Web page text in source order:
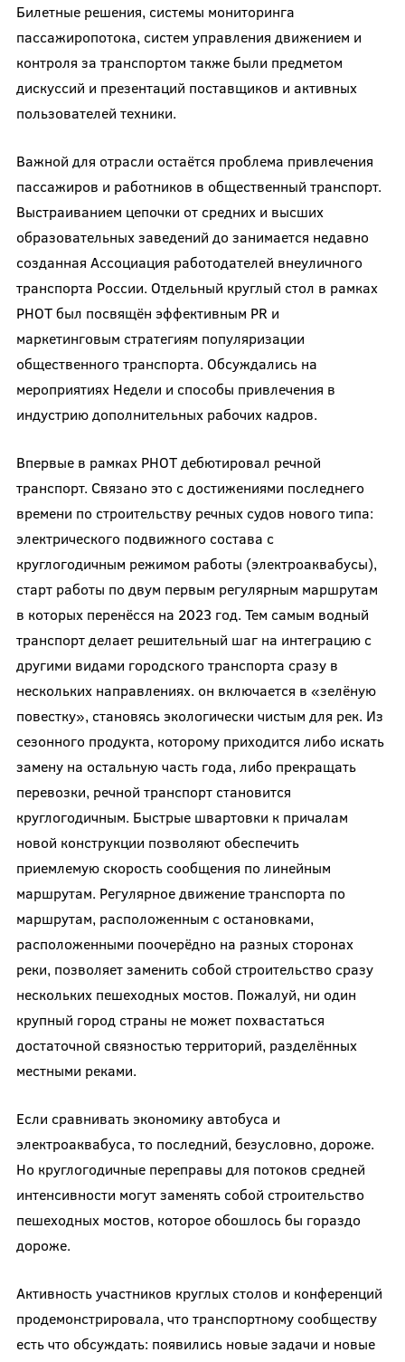
Билетные решения, системы мониторинга
пассажиропотока, систем управления движением и
контроля за транспортом также были предметом
дискуссий и презентаций поставщиков и активных
пользователей техники.
Важной для отрасли остаётся проблема привлечения
пассажиров и работников в общественный транспорт.
Выстраиванием цепочки от средних и высших
образовательных заведений до занимается недавно
созданная Ассоциация работодателей внеуличного
транспорта России. Отдельный круглый стол в рамках
РНОТ был посвящён эффективным PR и
маркетинговым стратегиям популяризации
общественного транспорта. Обсуждались на
мероприятиях Недели и способы привлечения в
индустрию дополнительных рабочих кадров.
Впервые в рамках РНОТ дебютировал речной
транспорт. Связано это с достижениями последнего
времени по строительству речных судов нового типа:
электрического подвижного состава с
круглогодичным режимом работы (электроаквабусы),
старт работы по двум первым регулярным маршрутам
в которых перенёсся на 2023 год. Тем самым водный
транспорт делает решительный шаг на интеграцию с
другими видами городского транспорта сразу в
нескольких направлениях. он включается в «зелёную
повестку», становясь экологически чистым для рек. Из
сезонного продукта, которому приходится либо искать
замену на остальную часть года, либо прекращать
перевозки, речной транспорт становится
круглогодичным. Быстрые швартовки к причалам
новой конструкции позволяют обеспечить
приемлемую скорость сообщения по линейным
маршрутам. Регулярное движение транспорта по
маршрутам, расположенным с остановками,
расположенными поочерёдно на разных сторонах
реки, позволяет заменить собой строительство сразу
нескольких пешеходных мостов. Пожалуй, ни один
крупный город страны не может похвастаться
достаточной связностью территорий, разделённых
местными реками.
Если сравнивать экономику автобуса и
электроаквабуса, то последний, безусловно, дороже.
Но круглогодичные переправы для потоков средней
интенсивности могут заменять собой строительство
пешеходных мостов, которое обошлось бы гораздо
дороже.
Активность участников круглых столов и конференций
продемонстрировала, что транспортному сообществу
есть что обсуждать: появились новые задачи и новые